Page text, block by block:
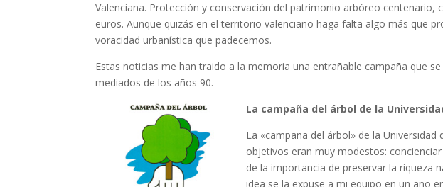
Valenciana. Protección y conservación del patrimonio arbóreo centenario,
euros. Aunque quizás en el territorio valenciano haga falta algo más que
voracidad urbanística que padecemos.
Estas noticias me han traido a la memoria una entrañable campaña que
mediados de los años 90.
La campaña del árbol de la
La «campaña del árbol» de la
objetivos eran muy modestos:
de la importancia de preservar la riqueza
idea se la expuse a mi equipo en un año